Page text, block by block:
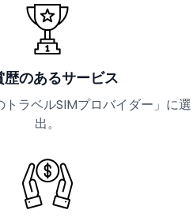
歴のあるサービス
ラベルSIMプロバイダー」に選
出。